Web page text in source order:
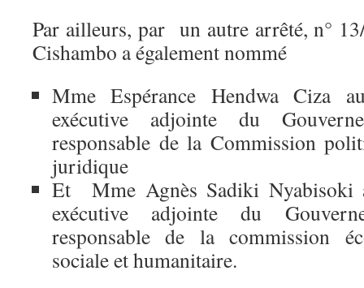
Par ailleurs, par un autre arrêté, n°
Cishambo a également nommé
Mme Espérance Hendwa Ciza
exécutive adjointe du
responsable de la Commission
juridique
Et Mme Agnès Sadiki Nyabisoki
exécutive adjointe du
responsable de la commission
sociale et humanitaire.